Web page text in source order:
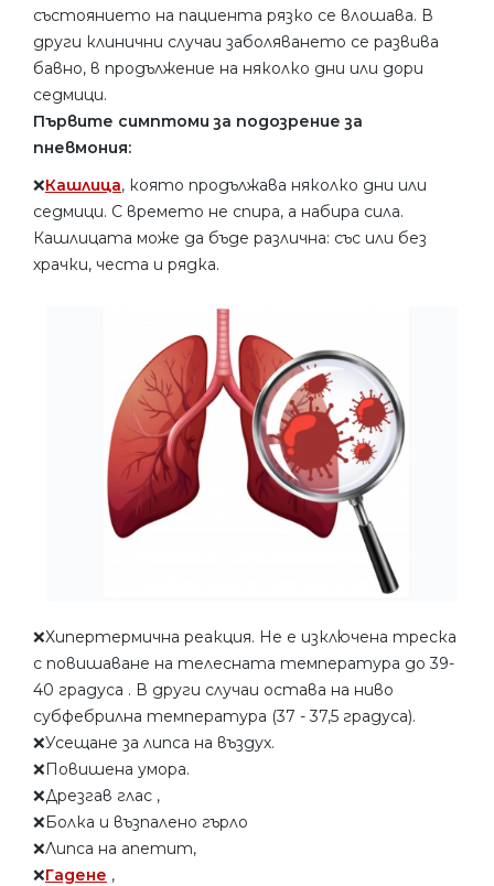
състоянието на пациента рязко се влошава. В
други клинични случаи заболяването се развива
бавно, в продължение на няколко дни или дори
седмици.
Първите симптоми за подозрение за
пневмония:
❌Кашлица, която продължава няколко дни или
седмици. С времето не спира, а набира сила.
Кашлицата може да бъде различна: със или без
храчки, честа и рядка.
❌Хипертермична реакция. Не е изключена треска
с повишаване на телесната температура до 39-
40 градуса . В други случаи остава на ниво
субфебрилна температура (37 - 37,5 градуса).
❌Усещане за липса на въздух.
❌Повишена умора.
❌Дрезгав глас ,
❌Болка и възпалено гърло
❌Липса на апетит,
❌Гадене ,